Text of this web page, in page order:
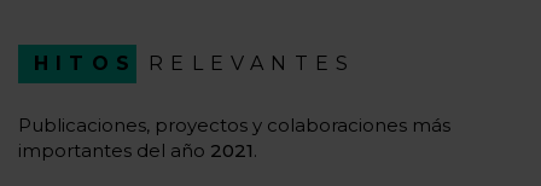
HITOS RELEVANTES
Publicaciones, proyectos y colaboraciones más
importantes del año 2021.